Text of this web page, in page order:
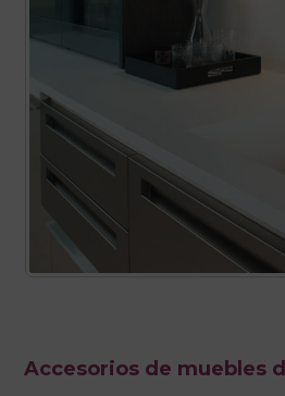
Accesorios de muebles